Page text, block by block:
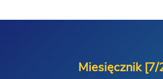
Miesięcznik